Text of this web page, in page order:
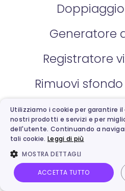
Generatore
Registratore
Rimuovi
Rimuovere
Clona
Sintetizzatore
Utilizziamo i cookie per garantire
nostri prodotti e servizi e per
dell'utente. Continuando a
tali cookie. Leggi di più
MOSTRA DETTAGLI
ACCETTA TUTTO